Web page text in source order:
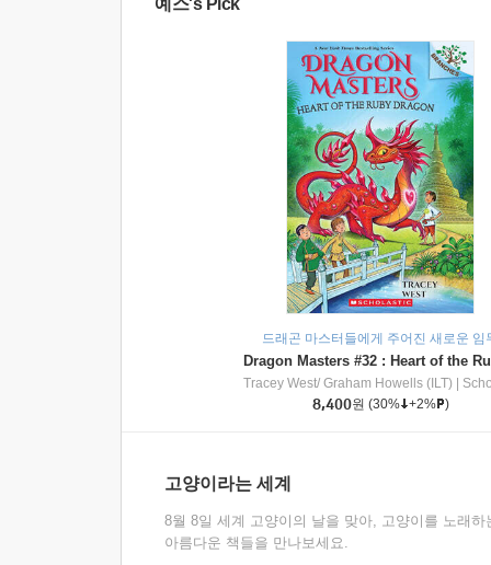
예스's Pick
드래곤 마스터들에게 주어진 새로운 임
Tracey West/ Graham Howells (ILT)
8,400원 (30% +2% )
고양이라는 세계
8월 8일 세계 고양이의 날을 맞아, 고양이를 노래하
아름다운 책들을 만나보세요.